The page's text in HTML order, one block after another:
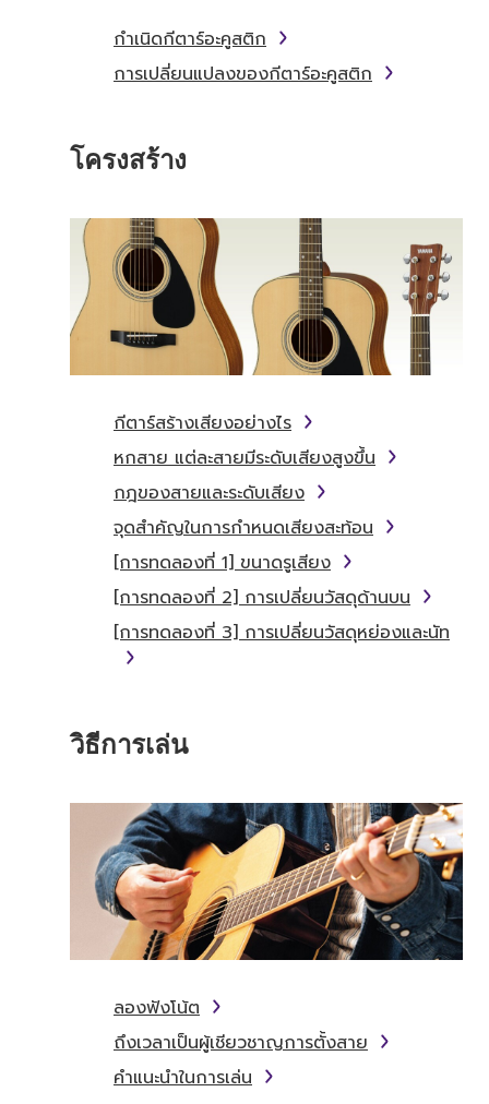
กำเนิดกีตาร์อะคูสติก
การเปลี่ยนแปลงของกีตาร์อะคูสติก
โครงสร้าง
กีตาร์สร้างเสียงอย่างไร
หกสาย แต่ละสายมีระดับเสียงสูงขึ้น
กฎของสายและระดับเสียง
จุดสำคัญในการกำหนดเสียงสะท้อน
[การทดลองที่ 1] ขนาดรูเสียง
[การทดลองที่ 2] การเปลี่ยนวัสดุด้านบน
[การทดลองที่ 3] การเปลี่ยนวัสดุหย่องและนัท
วิธีการเล่น
ลองฟังโน้ต
ถึงเวลาเป็นผู้เชียวชาญการตั้งสาย
คำแนะนำในการเล่น